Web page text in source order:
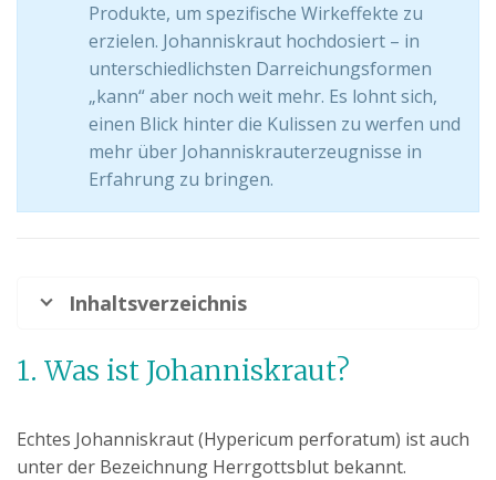
Produkte, um spezifische Wirkeffekte zu
erzielen. Johanniskraut hochdosiert – in
unterschiedlichsten Darreichungsformen
„kann“ aber noch weit mehr. Es lohnt sich,
einen Blick hinter die Kulissen zu werfen und
mehr über Johanniskrauterzeugnisse in
Erfahrung zu bringen.
Inhaltsverzeichnis
1. Was ist Johanniskraut?
Echtes Johanniskraut (Hypericum perforatum) ist auch
unter der Bezeichnung Herrgottsblut bekannt.